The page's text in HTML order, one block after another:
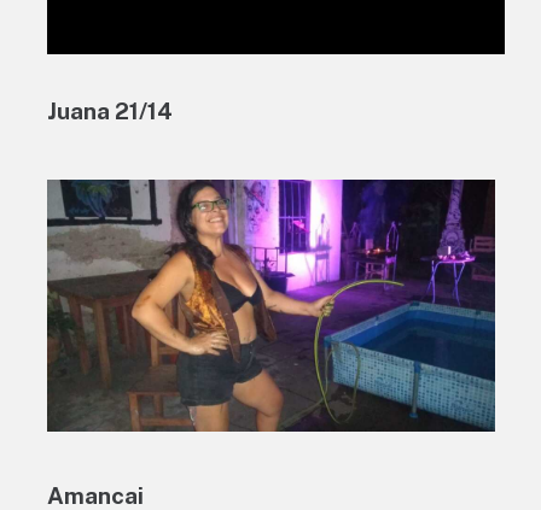
Juana 21/14
Amancai